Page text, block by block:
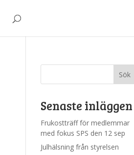
Senaste inläggen
Frukostträff för medlemmar
med fokus SPS den 12 sep
Julhälsning från styrelsen